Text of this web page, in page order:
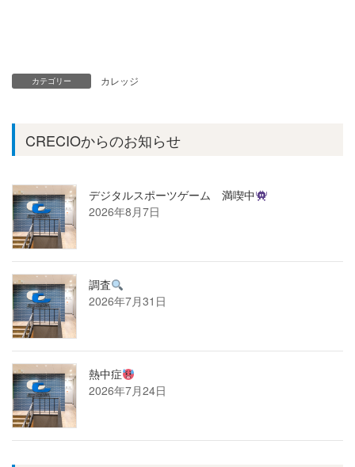
カテゴリー カレッジ
CRECIOからのお知らせ
デジタルスポーツゲーム 満喫中
2026年8月7日
調査
2026年7月31日
熱中症
2026年7月24日